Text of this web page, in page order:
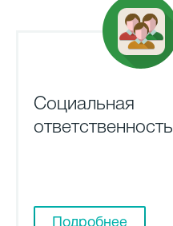
Социальная
ответственность
Подробнее